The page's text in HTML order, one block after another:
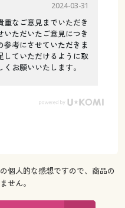
2024-03-31
重なご意見までいただき
いただいたご意見につき
参考にさせていただきま
していただけるように取
お願いいたします。
個人的な感想ですので、商品の
せん。